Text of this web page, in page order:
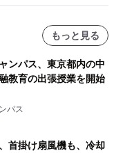
もっと見る
ンパス、東京都内の中
教育の出張授業を開始
パス
首掛け扇風機も、冷却